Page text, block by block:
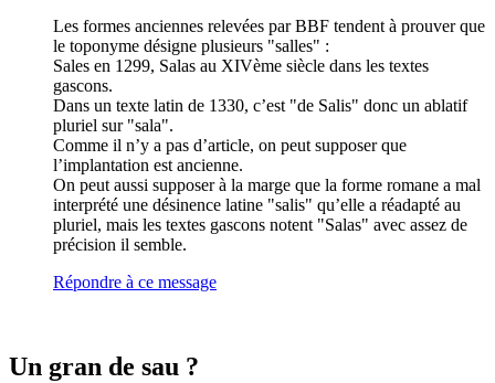
Les formes anciennes relevées par BBF tendent à prouver que
le toponyme désigne plusieurs "salles" :
Sales en 1299, Salas au XIVème siècle dans les textes
gascons.
Dans un texte latin de 1330, c’est "de Salis" donc un ablatif
pluriel sur "sala".
Comme il n’y a pas d’article, on peut supposer que
l’implantation est ancienne.
On peut aussi supposer à la marge que la forme romane a mal
interprété une désinence latine "salis" qu’elle a réadapté au
pluriel, mais les textes gascons notent "Salas" avec assez de
précision il semble.
Répondre à ce message
Un gran de sau ?